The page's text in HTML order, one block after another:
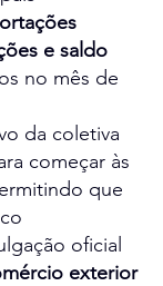
e saldo
no mês de
da coletiva
começar às
que
oficial
exterior